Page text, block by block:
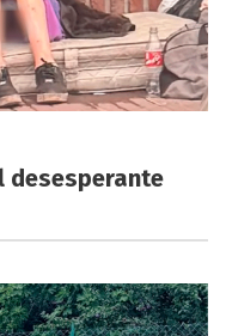
desesperante